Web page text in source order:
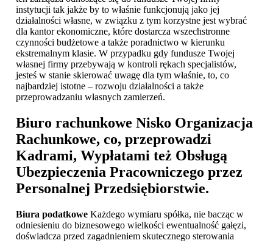
instytucji tak jakże by to właśnie funkcjonują jako jej
działalności własne, w związku z tym korzystne jest wybrać
dla kantor ekonomiczne, które dostarcza wszechstronne
czynności budżetowe a także poradnictwo w kierunku
ekstremalnym klasie. W przypadku gdy fundusze Twojej
własnej firmy przebywają w kontroli rękach specjalistów,
jesteś w stanie skierować uwagę dla tym właśnie, to, co
najbardziej istotne – rozwoju działalności a także
przeprowadzaniu własnych zamierzeń.
Biuro rachunkowe Nisko Organizacja
Rachunkowe, co, przeprowadzi
Kadrami, Wypłatami też Obsługą
Ubezpieczenia Pracowniczego przez
Personalnej Przedsiębiorstwie.
Biura podatkowe Każdego wymiaru spółka, nie bacząc w
odniesieniu do biznesowego wielkości ewentualność gałęzi,
doświadcza przed zagadnieniem skutecznego sterowania